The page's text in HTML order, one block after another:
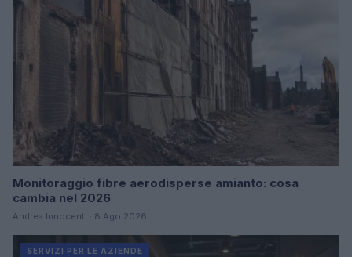
Monitoraggio fibre aerodisperse amianto: cosa
cambia nel 2026
Andrea Innocenti · 8 Ago 2026
SERVIZI PER LE AZIENDE